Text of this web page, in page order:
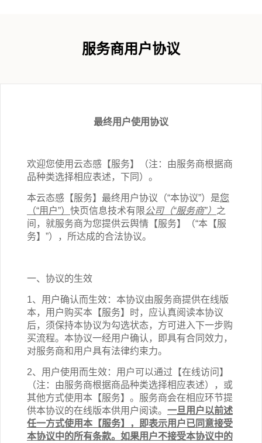
服务商用户协议
最终用户使用协议
欢迎您使用云态感【服务】（注：由服务商根据商
品种类选择相应表述，下同）。
本云态感【服务】最终用户协议（“本协议”）是您
（“用户”） 快页信息技术有限公司（“服务商”） 之
间，就服务商为您提供云舆情【服务】（“本【服
务】”），所达成的合法协议。
一、协议的生效
1、用户确认而生效：本协议由服务商提供在线版
本，用户购买本【服务】时，应认真阅读本协议
后，须保持本协议为勾选状态，方可进入下一步购
买流程。本协议一经用户确认，即具有合同效力，
对服务商和用户具有法律约束力。
2、用户使用而生效：用户可以通过【在线访问】
（注：由服务商根据商品种类选择相应表述），或
其他方式使用本【服务】。服务商会在相应环节提
供本协议的在线版本供用户阅读。 一旦用户以前述
任一方式使用本【服务】，即表示用户已同意接受
本协议中的所有条款。如果用户不接受本协议中的